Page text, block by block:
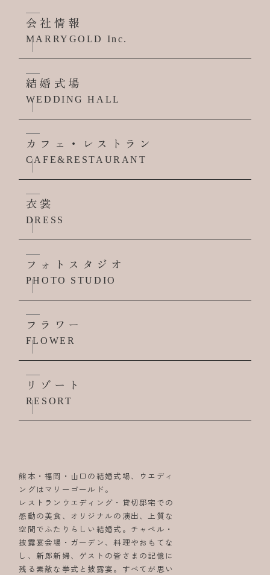
会社情報
MARRYGOLD Inc.
結婚式場
WEDDING HALL
カフェ・レストラン
CAFE&RESTAURANT
衣裳
DRESS
フォトスタジオ
PHOTO STUDIO
フラワー
FLOWER
リゾート
RESORT
熊本・福岡・山口の結婚式場、ウエディ
ングはマリーゴールド。
レストランウエディング・貸切邸宅での
感動の美食、オリジナルの演出、上質な
空間でふたりらしい結婚式。チャペル・
披露宴会場・ガーデン、料理やおもてな
し、新郎新婦、ゲストの皆さまの記憶に
残る素敵な挙式と披露宴。すべてが思い